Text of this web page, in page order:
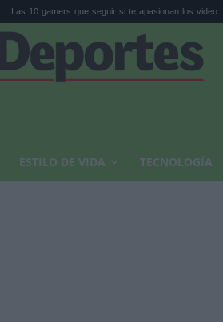
que seguir si te apasionan los video... Un
ESTILO DE VIDA TECNOLOGÍA